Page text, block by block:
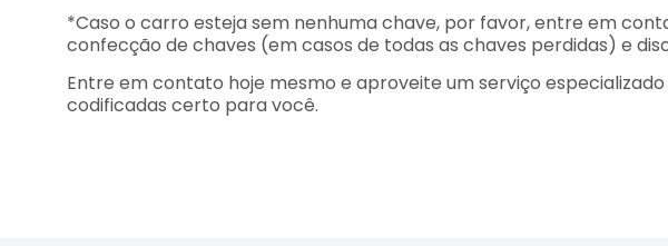
*Caso o carro esteja sem nenhuma chave, por favor, entre em
confecção de chaves (em casos de todas as chaves perdidas) e
Entre em contato hoje mesmo e aproveite um serviço
codificadas certo para você.